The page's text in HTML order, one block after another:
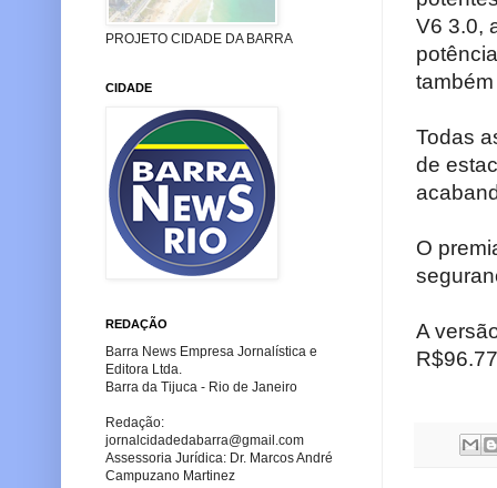
V6 3.0,
Todas
de
O
A
PROJETO CIDADE DA BARRA
CIDADE
REDAÇÃO
Barra News Empresa Jornalística e
Editora Ltda.
Barra da Tijuca - Rio de Janeiro
Redação:
jornalcidadedabarra@gmail.com
Assessoria Jurídica: Dr. Marcos André
Campuzano Martinez